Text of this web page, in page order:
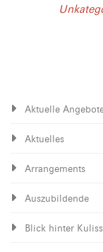
Aktuelle
Aktuelles
Arrangements
Auszubildende
Blick hinter